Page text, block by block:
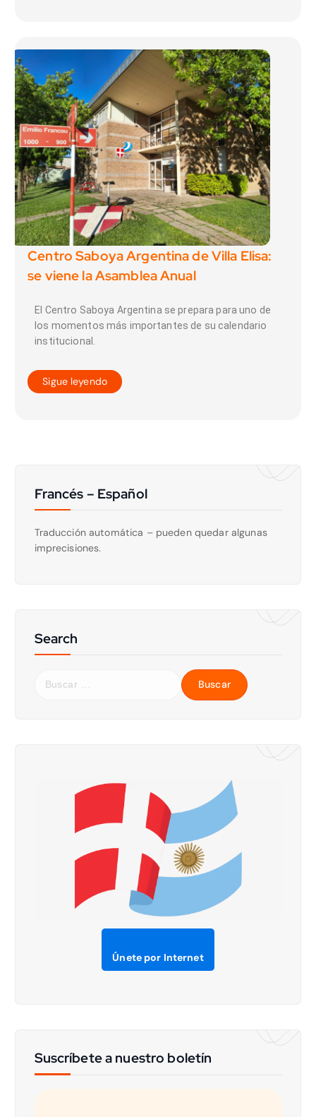
Centro Saboya Argentina de Villa Elisa:
se viene la Asamblea Anual
El Centro Saboya Argentina se prepara para uno de
los momentos más importantes de su calendario
institucional.
Sigue leyendo
Francés – Español
Traducción automática – pueden quedar algunas
imprecisiones.
Search
Únete por Internet
Suscríbete a nuestro boletín